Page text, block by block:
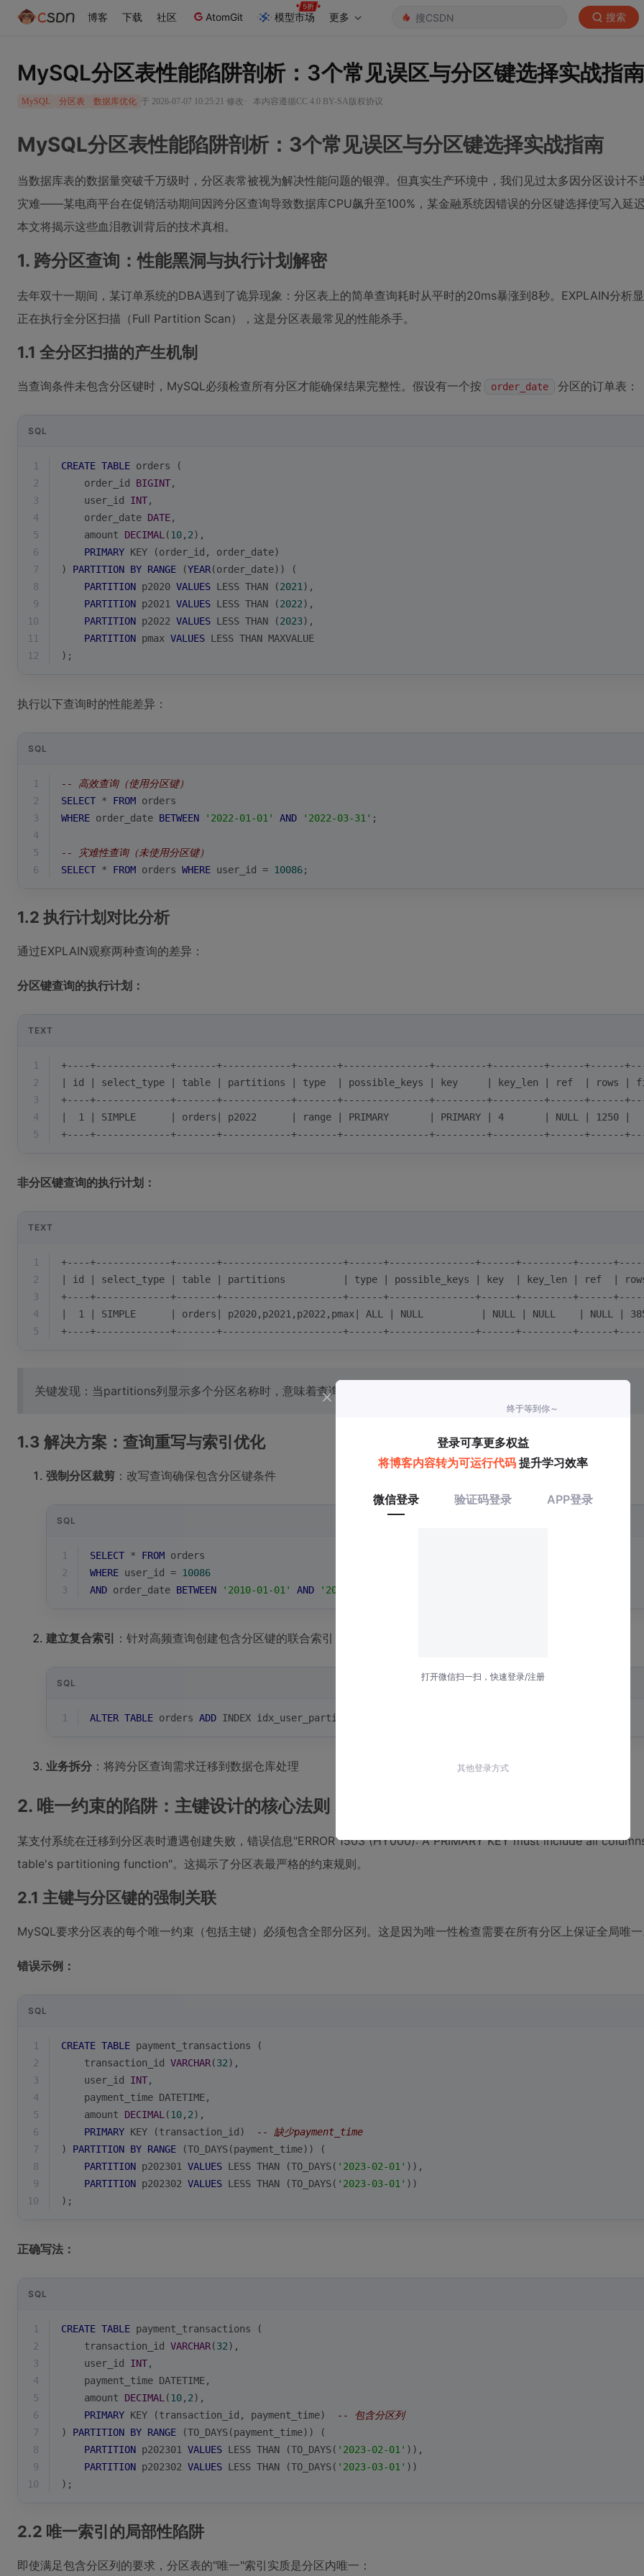
博客 下载 社区 AtomGit 模型市场 更多 搜索
MySQL分区表性能陷阱剖析：3个常见误区与分区键选择实战指南
MySQL 分区表 数据库优化 于 2026-07-07 10:25:21 修改 · 本内容遵循CC 4.0 BY-SA版权协议
MySQL分区表性能陷阱剖析：3个常见误区与分区键选择实战指南
当数据库表的数据量突破千万级时，分区表常被视为解决性能问题的银弹。但真实生产环境中，我们见过太多因分区设计不
灾难——某电商平台在促销活动期间因跨分区查询导致数据库CPU飙升至100%，某金融系统因错误的分区键选择使写入延
本文将揭示这些血泪教训背后的技术真相。
1. 跨分区查询：性能黑洞与执行计划解密
去年双十一期间，某订单系统的DBA遇到了诡异现象：分区表上的简单查询耗时从平时的20ms暴涨到8秒。EXPLAIN分析
正在执行全分区扫描（Full Partition Scan），这是分区表最常见的性能杀手。
1.1 全分区扫描的产生机制
当查询条件未包含分区键时，MySQL必须检查所有分区才能确保结果完整性。假设有一个按 order_date 分区的订单表：
SQL
1 CREATE TABLE orders (
2
    order_id
BIGINT,
3
    user_id
INT,
4
    order_date
DATE,
5
    amount
DECIMAL (10, 2),
6
PRIMARY KEY (order_id, order_date)
7
) PARTITION BY RANGE (YEAR(order_date)) (
8
PARTITION p2020 VALUES LESS THAN (2021 ),
9
PARTITION p2021 VALUES LESS THAN (2022),
10
PARTITION p2022 VALUES LESS THAN (2023),
11
PARTITION pmax VALUES LESS THAN MAXVALUE
12
);
执行以下查询时的性能差异：
SQL
1
-- 高效查询（使用分区键）
2
SELECT * FROM orders
3
WHERE order_date BETWEEN '2022-01-01' AND '2022-03-31' ;
4
5
-- 灾难性查询（未使用分区键）
6
SELECT * FROM orders WHERE user_id = 10086;
1.2 执行计划对比分析
通过EXPLAIN观察两种查询的差异：
分区键查询的执行计划：
TEXT
1
+----+-------------+-------+------------+-------+---------------+---------+---------+------+------
2
| id | select_type | table | partitions | type  | possible_keys | key     | key_len | ref  | rows
3
+----+-------------+-------+------------+-------+---------------+---------+---------+------+------
4
|  1 | SIMPLE      | orders| p2022      | range | PRIMARY       | PRIMARY | 4       | NULL | 1250 |
5
+----+-------------+-------+------------+-------+---------------+---------+---------+------+------
非分区键查询的执行计划：
TEXT
1
+----+-------------+-------+---------------------+------+---------------+------+---------+------
2
| id | select_type | table | partitions          | type | possible_keys | key  | key_len | ref  |
3
+----+-------------+-------+---------------------+------+---------------+------+---------+------
4
|  1 | SIMPLE      | orders| p2020,p2021,p2022,pmax| ALL | NULL          | NULL | NULL    | NULL |
5
+----+-------------+-------+---------------------+------+---------------+------+---------+------
关键发现：当partitions列显示多个分区名称时，意味着查询正在扫描这些分区，这是性能风险的明确信号。
1.3 解决方案：查询重写与索引优化
强制分区裁剪 ：改写查询确保包含分区键条件
SQL
1 SELECT * FROM orders
2
WHERE user_id = 10086
3
AND order_date BETWEEN '2010-01-01' AND '2030-12-31'
建立复合索引 ：针对高频查询创建包含分区键的联合索引
SQL
1 ALTER TABLE orders ADD INDEX idx_user_partition (user_id, order_date);
业务拆分 ：将跨分区查询需求迁移到数据仓库处理
2. 唯一约束的陷阱：主键设计的核心法则
某支付系统在迁移到分区表时遭遇创建失败，错误信息"ERROR 1503 (HY000): A PRIMARY KEY must include all
table's partitioning function"。这揭示了分区表最严格的约束规则。
2.1 主键与分区键的强制关联
MySQL要求分区表的每个唯一约束（包括主键）必须包含全部分区列。这是因为唯一性检查需要在所有分区上保证全局唯
错误示例：
SQL
1 CREATE TABLE payment_transactions (
2
    transaction_id
VARCHAR(32),
3
    user_id
INT,
4
    payment_time DATETIME,
5
    amount
DECIMAL (10, 2),
6
PRIMARY KEY (transaction_id)
-- 缺少payment_time
7
) PARTITION BY RANGE (TO_DAYS(payment_time)) (
8
PARTITION p202301 VALUES LESS THAN (TO_DAYS( '2023-02-01' )),
9
PARTITION p202302 VALUES LESS THAN (TO_DAYS( '2023-03-01' ))
10
);
正确写法：
SQL
1 CREATE TABLE payment_transactions (
2
    transaction_id
VARCHAR(32),
3
    user_id
INT,
4
    payment_time DATETIME,
5
    amount
DECIMAL (10, 2),
6
PRIMARY KEY (transaction_id, payment_time)
-- 包含分区列
7
) PARTITION BY RANGE (TO_DAYS(payment_time)) (
8
PARTITION p202301 VALUES LESS THAN (TO_DAYS( '2023-02-01' )),
9
PARTITION p202302 VALUES LESS THAN (TO_DAYS( '2023-03-01' ))
10
);
2.2 唯一索引的局部性陷阱
即使满足包含分区列的要求，分区表的"唯一"索引实质是分区内唯一：